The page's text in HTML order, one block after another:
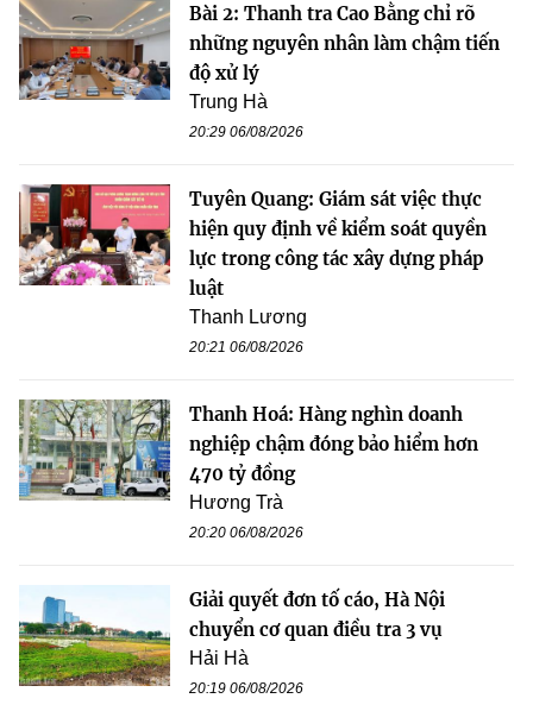
Bài 2: Thanh tra Cao Bằng chỉ rõ
những nguyên nhân làm chậm tiến
độ xử lý
Trung Hà
20:29 06/08/2026
Tuyên Quang: Giám sát việc thực
hiện quy định về kiểm soát quyền
lực trong công tác xây dựng pháp
luật
Thanh Lương
20:21 06/08/2026
Thanh Hoá: Hàng nghìn doanh
nghiệp chậm đóng bảo hiểm hơn
470 tỷ đồng
Hương Trà
20:20 06/08/2026
Giải quyết đơn tố cáo, Hà Nội
chuyển cơ quan điều tra 3 vụ
Hải Hà
20:19 06/08/2026